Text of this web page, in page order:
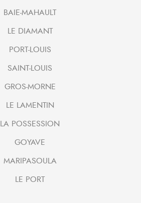
BAIE-MAHAULT
LE DIAMANT
PORT-LOUIS
SAINT-LOUIS
GROS-MORNE
LE LAMENTIN
LA POSSESSION
GOYAVE
MARIPASOULA
LE PORT